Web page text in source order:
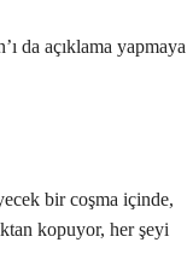
da açıklama yapmaya
bir coşma içinde,
kopuyor, her şeyi